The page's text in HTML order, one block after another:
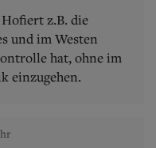
z.B. die
und im Westen
hat, ohne im
einzugehen.